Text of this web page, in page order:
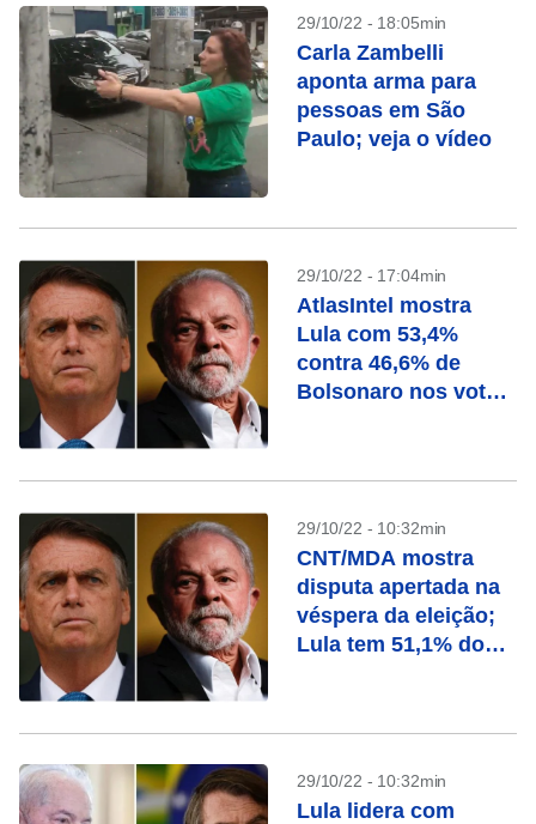
29/10/22 - 18:05min
Carla Zambelli
aponta arma para
pessoas em São
Paulo; veja o vídeo
29/10/22 - 17:04min
AtlasIntel mostra
Lula com 53,4%
contra 46,6% de
Bolsonaro nos votos
29/10/22 - 10:32min
CNT/MDA mostra
disputa apertada na
véspera da eleição;
Lula tem 51,1% dos
29/10/22 - 10:32min
Lula lidera com